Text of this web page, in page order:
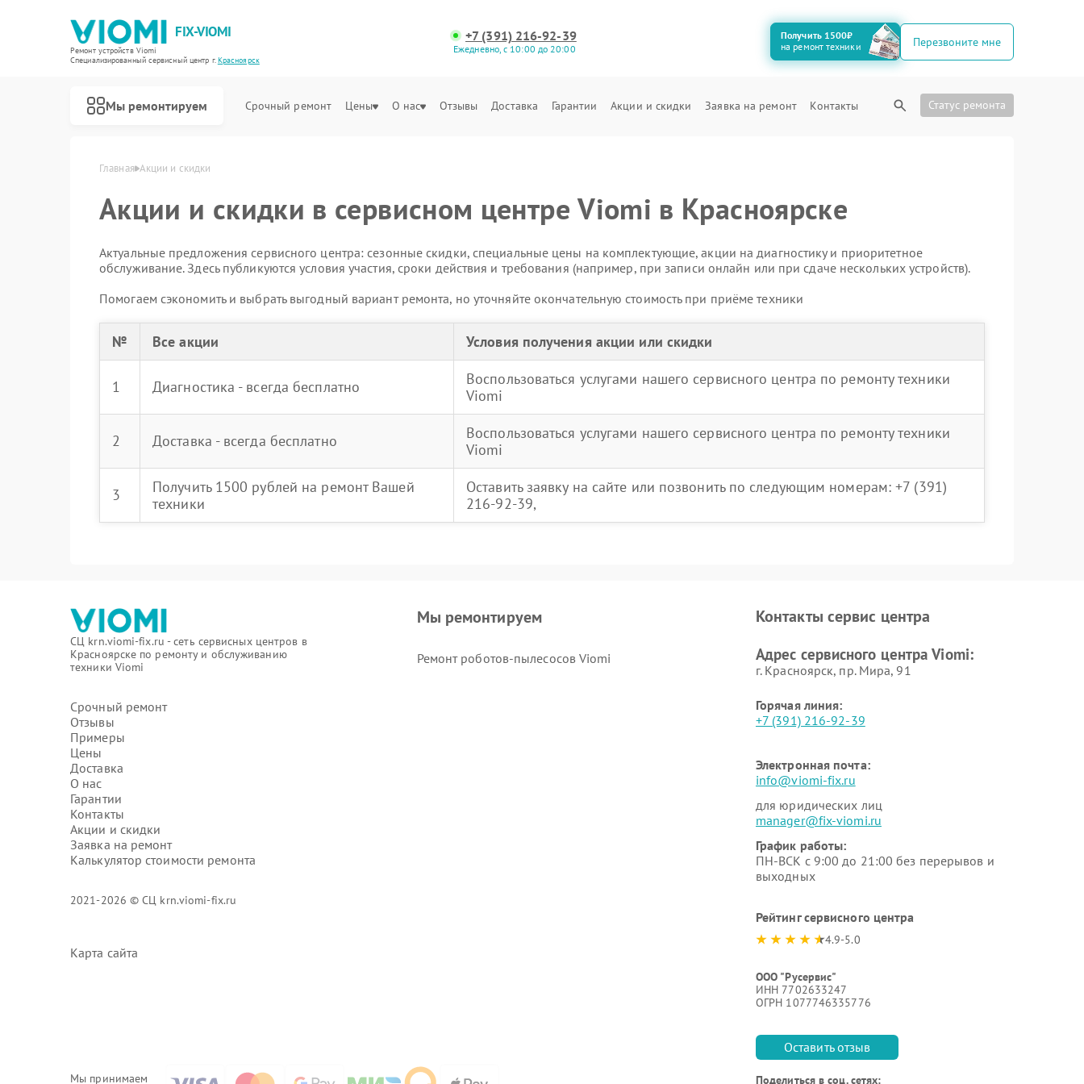
FIX-VIOMI
Ремонт устройств Viomi
Специализированный cервисный центр г.Красноярск
+7 (391) 216-92-39
Ежедневно, с 10:00 до 20:00
Получить 1500₽
на ремонт техники
Перезвоните мне
Мы ремонтируем Срочный ремонт Цены О нас Отзывы Доставка Гарантии Акции и скидки Заявка на ремонт Контакты Статус ремонта
Главная Акции и скидки
Акции и скидки в сервисном центре Viomi в Красноярске
Актуальные предложения сервисного центра: сезонные скидки, специальные цены на комплектующие, акции на диагностику и приоритетное
обслуживание. Здесь публикуются условия участия, сроки действия и требования (например, при записи онлайн или при сдаче нескольких устройств).
Помогаем сэкономить и выбрать выгодный вариант ремонта, но уточняйте окончательную стоимость при приёме техники
№ Все акции Условия получения акции или скидки
1 Диагностика - всегда бесплатно
Воспользоваться услугами нашего сервисного центра по ремонту техники
Viomi
2 Доставка - всегда бесплатно
Воспользоваться услугами нашего сервисного центра по ремонту техники
Viomi
3
Получить 1500 рублей на ремонт Вашей
техники
Оставить заявку на сайте или позвонить по следующим номерам: +7 (391)
216-92-39,
СЦ krn.viomi-fix.ru - сеть сервисных центров в
Красноярске по ремонту и обслуживанию
техники Viomi
Срочный ремонт
Отзывы
Примеры
Цены
Доставка
О нас
Гарантии
Контакты
Акции и скидки
Заявка на ремонт
Калькулятор стоимости ремонта
2021-2026 © СЦ krn.viomi-fix.ru
Карта сайта
Мы принимаем
Мы ремонтируем
Ремонт роботов-пылесосов Viomi
Контакты сервис центра
Адрес сервисного центра Viomi:
г. Красноярск, ​пр. Мира, 91
Горячая линия:
+7 (391) 216-92-39
Электронная почта:
info@viomi-fix.ru
для юридических лиц
manager@fix-viomi.ru
График работы:
ПН-ВСК с 9:00 до 21:00 без перерывов и
выходных
Рейтинг сервисного центра
4.9-5.0
ООО "Русервис"
ИНН 7702633247
ОГРН 1077746335776
Оставить отзыв
Поделиться в соц. сетях: